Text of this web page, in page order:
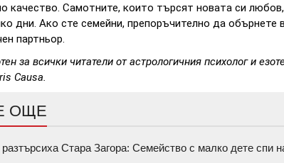
качество. Самотните, които търсят новата си
дни. Ако сте семейни, препоръчително да обърнете
партньор.
за всички читатели от астрологичния психолог и
Causa.
ОЩЕ
Стара Загора: Семейство с малко дете спи